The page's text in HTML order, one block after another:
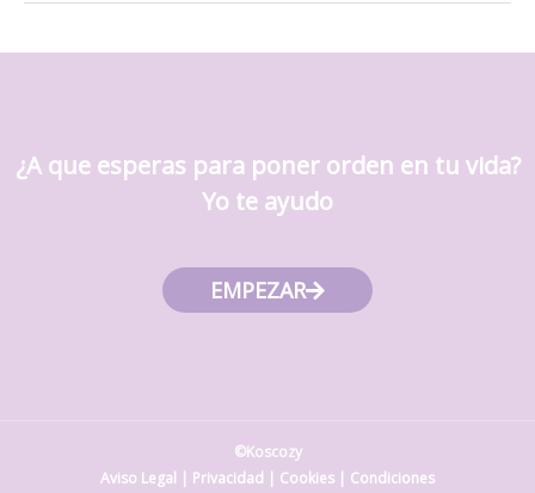
¿A que esperas para poner orden en tu vida?
Yo te ayudo
EMPEZAR
©Koscozy
Aviso Legal
Privacidad Cookies Condiciones